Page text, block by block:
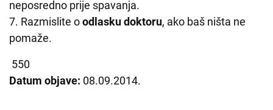
neposredno prije spavanja.
7. Razmislite oodlasku doktoru, ako baš ništa ne
pomaže.
550
Datum objave: 08.09.2014.